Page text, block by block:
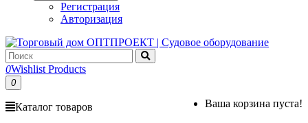
Регистрация
Авторизация
0Wishlist Products
0
Ваша корзина пуста!
Каталог товаров